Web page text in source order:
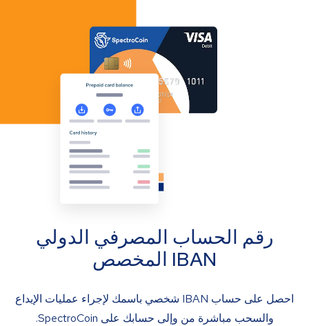
رقم الحساب المصرفي الدولي
IBAN المخصص
احصل على حساب IBAN شخصي باسمك لإجراء عمليات الإيداع
والسحب مباشرة من وإلى حسابك على SpectroCoin.